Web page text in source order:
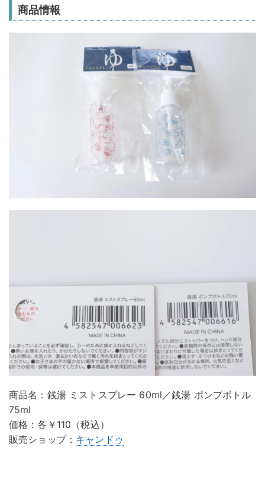
商品情報
商品名：銭湯 ミストスプレー 60ml／銭湯 ポンプボトル
75ml
価格：各￥110（税込）
販売ショップ： キャンドゥ